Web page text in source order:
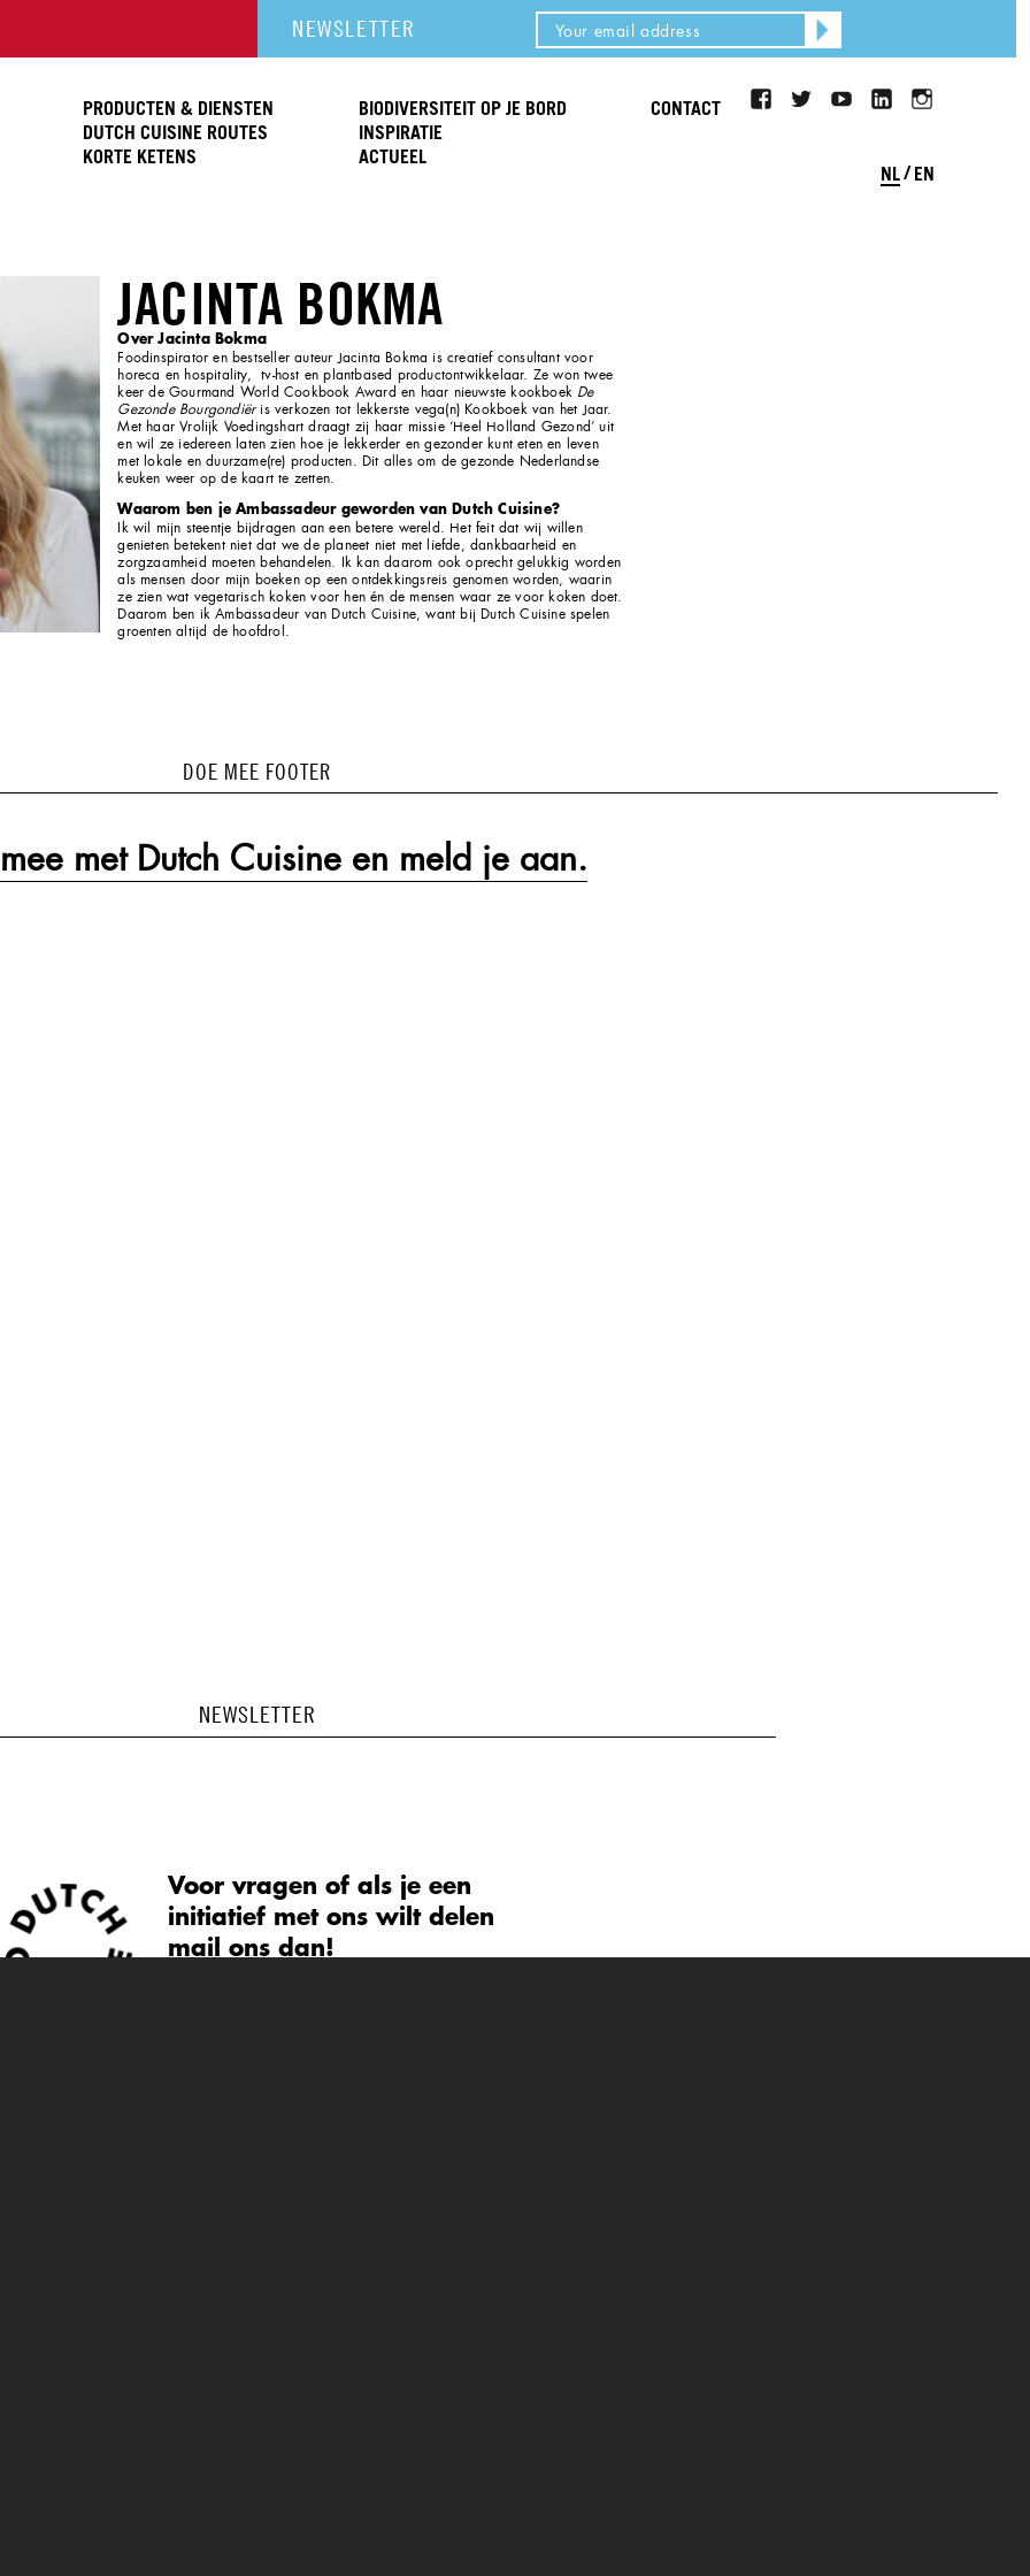
NEWSLETTER
PRODUCTEN & DIENSTEN
DUTCH CUISINE ROUTES
KORTE KETENS
BIODIVERSITEIT OP JE BORD
INSPIRATIE
ACTUEEL
CONTACT
facebook
twitter youtubeLinkedIn
NL EN
JACINTA BOKMA
Over Jacinta Bokma
Foodinspirator en bestseller auteur Jacinta Bokma is creatief consultant voor
horeca en hospitality, tv-host en plantbased productontwikkelaar. Ze won twee
keer de Gourmand World Cookbook Award en haar nieuwste kookboek De
Gezonde Bourgondiëris verkozen tot lekkerste vega(n) Kookboek van het Jaar.
Met haar Vrolijk Voedingshart draagt zij haar missie ‘Heel Holland Gezond’ uit
en wil ze iedereen laten zien hoe je lekkerder en gezonder kunt eten en leven
met lokale en duurzame(re) producten. Dit alles om de gezonde Nederlandse
keuken weer op de kaart te zetten.
Waarom ben je Ambassadeur geworden van Dutch Cuisine?
Ik wil mijn steentje bijdragen aan een betere wereld. Het feit dat wij willen
genieten betekent niet dat we de planeet niet met liefde, dankbaarheid en
zorgzaamheid moeten behandelen. Ik kan daarom ook oprecht gelukkig worden
als mensen door mijn boeken op een ontdekkingsreis genomen worden, waarin
ze zien wat vegetarisch koken voor hen én de mensen waar ze voor koken doet.
Daarom ben ik Ambassadeur van Dutch Cuisine, want bij Dutch Cuisine spelen
groenten altijd de hoofdrol.
DOE MEE FOOTER
met Dutch Cuisine en meld je aan.
NEWSLETTER
Voor vragen of als je een
initiatief met ons wilt delen
mail ons dan!